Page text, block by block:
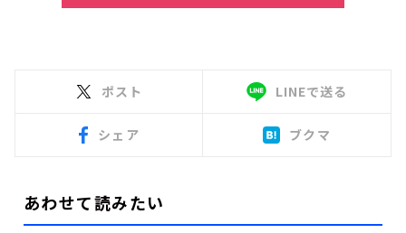
ポスト LINEで送る
シェア ブクマ
あわせて読みたい